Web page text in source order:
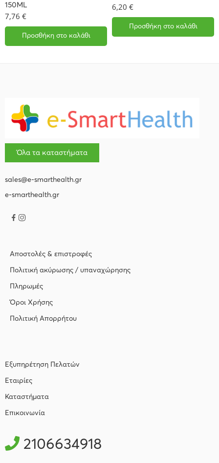
150ML
7,76 €
Προσθήκη στο καλάθι
6,20 €
Προσθήκη στο καλάθι
Όλα τα καταστήματα
sales@e-smarthealth.gr
e-smarthealth.gr
Αποστολές & επιστροφές
Πολιτική ακύρωσης / υπαναχώρησης
Πληρωμές
Όροι Χρήσης
Πολιτική Απορρήτου
Εξυπηρέτηση Πελατών
Εταιρίες
Καταστήματα
Επικοινωνία
2106634918